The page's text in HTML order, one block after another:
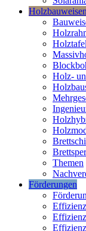
Holz-
Themen
Förderungen